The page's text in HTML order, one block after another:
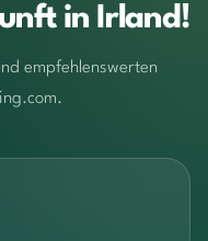
in Irland!
empfehlenswerten